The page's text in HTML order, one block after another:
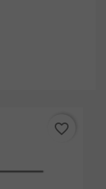
favorite_border